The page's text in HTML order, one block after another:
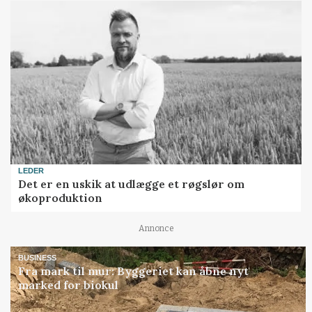
LEDER
Det er en uskik at udlægge et røgslør om
økoproduktion
Annonce
BUSINESS
Fra mark til mur: Byggeriet kan åbne nyt
marked for biokul